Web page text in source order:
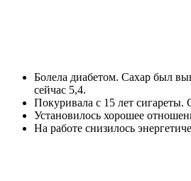
Болела диабетом. Сахар был
сейчас 5,4.
Покуривала с 15 лет сигареты.
Установилось хорошее
На работе снизилось